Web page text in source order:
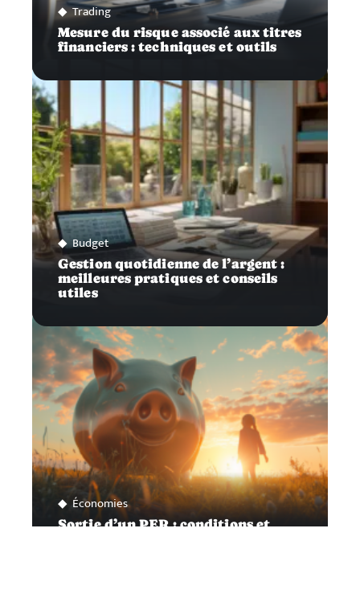
Trading
Mesure du risque associé aux titres
financiers : techniques et outils
Budget
Gestion quotidienne de l’argent :
meilleures pratiques et conseils
utiles
Économies
Sortie d’un PER : conditions et